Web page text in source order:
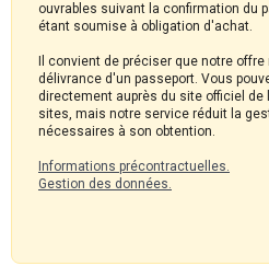
ouvrables suivant la confirmation du
étant soumise à obligation d'achat.
Il convient de préciser que notre
délivrance d'un passeport. Vous
directement auprès du site officiel de
sites, mais notre service réduit la
nécessaires à son obtention.
Informations précontractuelles.
Gestion des données.